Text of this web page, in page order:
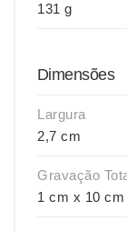
131 g
Dimensões
Largura
2,7 cm
Gravação
1 cm x 10 cm